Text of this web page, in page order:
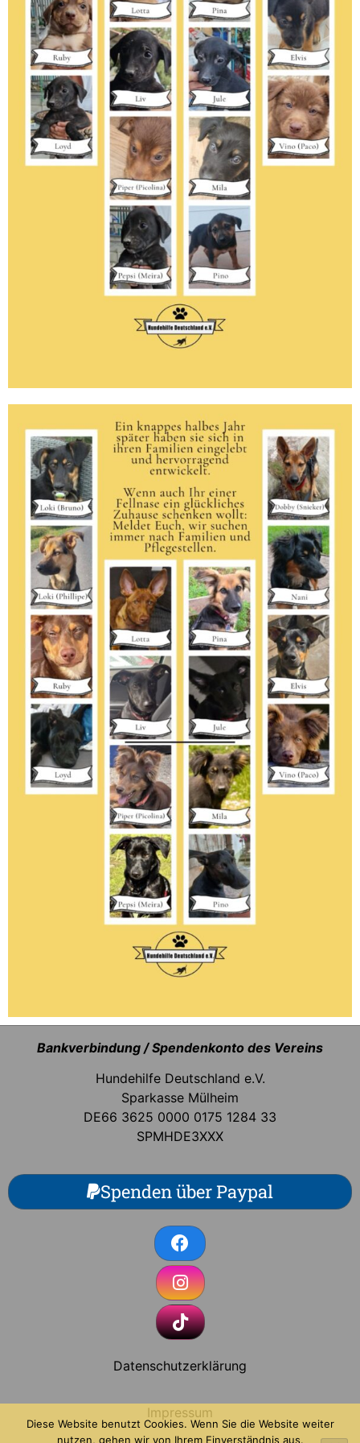
Bankverbindung / Spendenkonto des Vereins
Hundehilfe Deutschland e.V.
Sparkasse Mülheim
DE66 3625 0000 0175 1284 33
SPMHDE3XXX
Spenden über Paypal
Datenschutzerklärung
Impressum
Diese Website benutzt Cookies. Wenn Sie die Website weiter
nutzen, gehen wir von Ihrem Einverständnis aus.